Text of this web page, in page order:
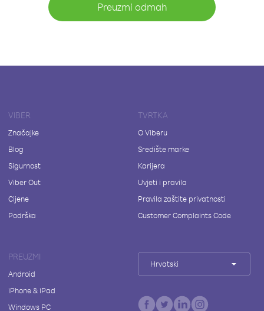
Preuzmi odmah
VIBER
Značajke
Blog
Sigurnost
Viber Out
Cijene
Podrška
TVRTKA
O Viberu
Središte marke
Karijera
Uvjeti i pravila
Pravila zaštite privatnosti
Customer Complaints Code
PREUZMI
Android
iPhone & iPad
Windows PC
Hrvatski